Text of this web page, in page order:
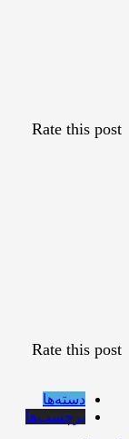
Rate this post
Rate this post
دسته‌ها
برچسب‌ها